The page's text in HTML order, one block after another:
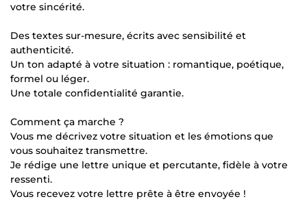
votre sincérité.
Des textes sur-mesure, écrits avec sensibilité et
authenticité.
Un ton adapté à votre situation : romantique, poétique,
formel ou léger.
Une totale confidentialité garantie.
Comment ça marche ?
Vous me décrivez votre situation et les émotions que
vous souhaitez transmettre.
Je rédige une lettre unique et percutante, fidèle à votre
ressenti.
Vous recevez votre lettre prête à être envoyée !